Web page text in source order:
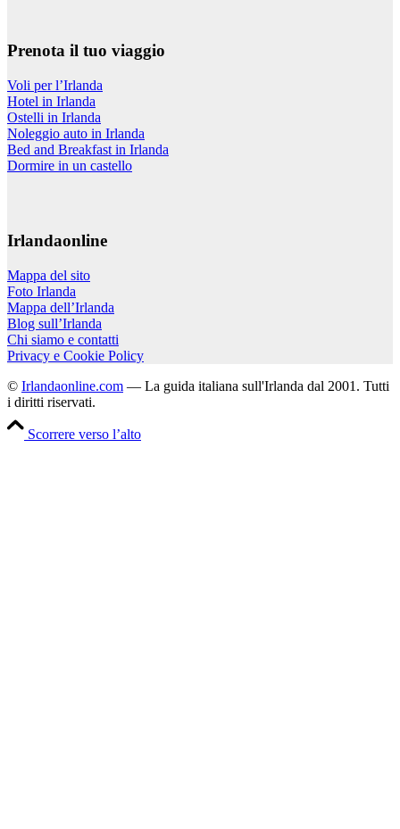
Prenota il tuo viaggio
Voli per l’Irlanda
Hotel in Irlanda
Ostelli in Irlanda
Noleggio auto in Irlanda
Bed and Breakfast in Irlanda
Dormire in un castello
Irlandaonline
Mappa del sito
Foto Irlanda
Mappa dell’Irlanda
Blog sull’Irlanda
Chi siamo e contatti
Privacy e Cookie Policy
© Irlandaonline.com — La guida italiana sull'Irlanda dal 2001. Tutti
i diritti riservati.
Scorrere verso l’alto